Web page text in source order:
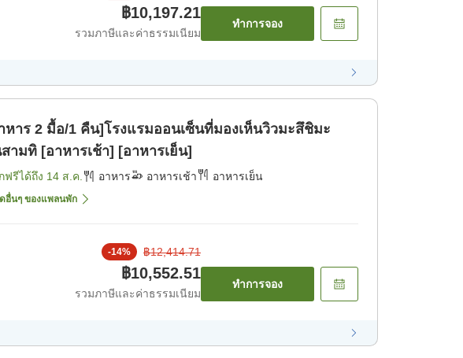
฿10,197.21
รวมภาษีและค่าธรรมเนียม
ทำการจอง
หาร 2 มื้อ/1 คืน]โรงแรมออนเซ็นที่มองเห็นวิวมะสึชิมะ
ามทิ [อาหารเช้า] [อาหารเย็น]
ฟรีได้ถึง 14 ส.ค. อาหาร อาหารเช้า อาหารเย็น
ดอื่นๆ ของแพลนพัก
-14% ฿12,414.71
฿10,552.51
รวมภาษีและค่าธรรมเนียม
ทำการจอง